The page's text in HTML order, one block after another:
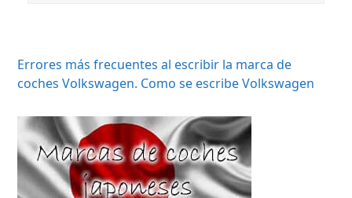
Errores más frecuentes al escribir la marca de
coches Volkswagen. Como se escribe Volkswagen